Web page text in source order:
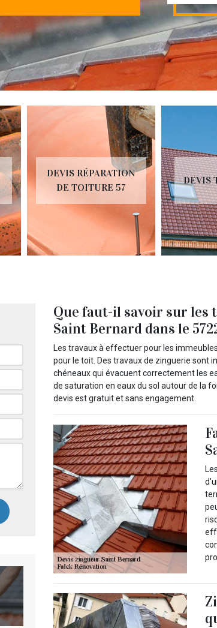
DEVIS RÉPARATION
DE TOITURE 57
DEVIS
Que faut-il savoir sur les
Saint Bernard dans le
Les travaux à effectuer pour les
pour le toit. Des travaux de zinguerie sont
chéneaux qui évacuent correctement les
de saturation en eaux du sol autour de la
devis est gratuit et sans engagement.